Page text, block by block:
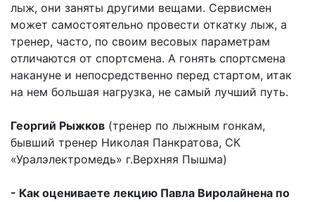
лыж, они заняты другими вещами. Сервисмен
может самостоятельно провести откатку лыж, а
тренер, часто, по своим весовых параметрам
отличаются от спортсмена. А гонять спортсмена
накануне и непосредственно перед стартом, итак
на нем большая нагрузка, не самый лучший путь.
Георгий Рыжков (тренер по лыжным гонкам,
бывший тренер Николая Панкратова, СК
«Уралэлектромедь» г.Верхняя Пышма)
- Как оцениваете лекцию Павла Виролайнена по